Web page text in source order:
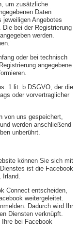
um zusätzliche
Daten
jeweiligen Angebotes
bei der Registrierung
werden.
oder bei technisch
angegebene
1 lit. b DSGVO, der die
oder vorvertraglicher
von uns gespeichert,
werden anschließend
unberührt.
können Sie sich mit
ist die Facebook
Irland.
Connect entscheiden,
weitergeleitet.
Dadurch wird Ihr
Diensten verknüpft.
Ihre bei Facebook